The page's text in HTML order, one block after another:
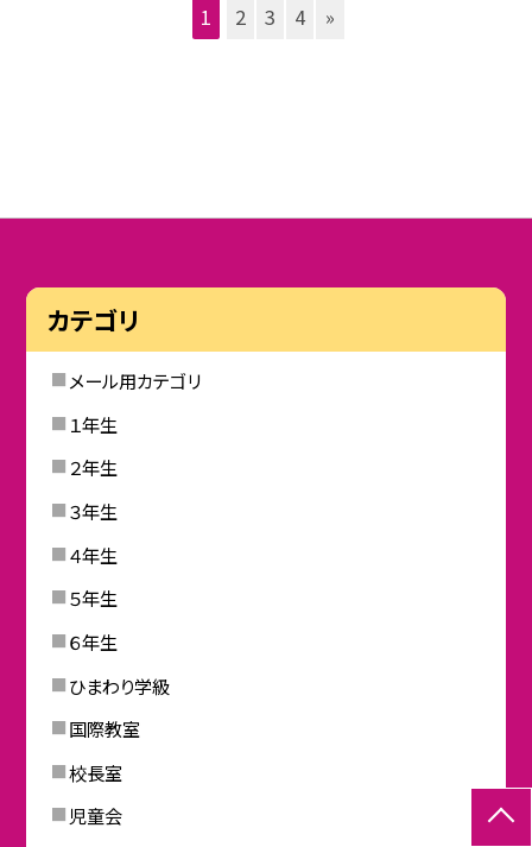
1 2 3 4 »
カテゴリ
メール用カテゴリ
１年生
２年生
３年生
４年生
５年生
６年生
ひまわり学級
国際教室
校長室
児童会